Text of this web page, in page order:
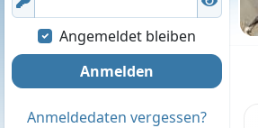
Angemeldet bleiben
Anmelden
Anmeldedaten vergessen?